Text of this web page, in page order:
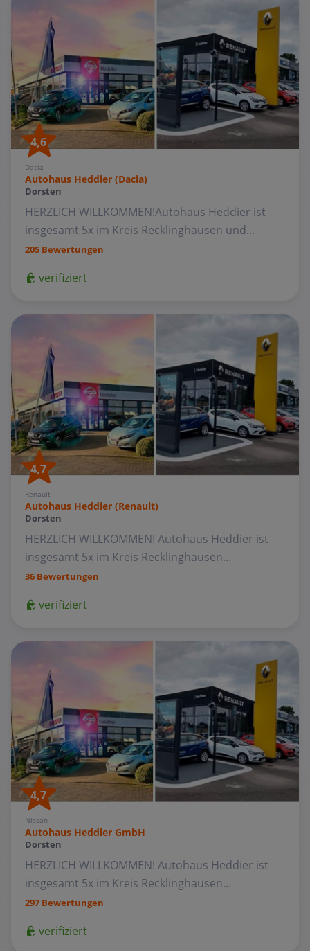
4,6
Dacia
Autohaus Heddier (Dacia)
Dorsten
HERZLICH WILLKOMMEN!Autohaus Heddier ist
insgesamt 5x im Kreis Recklinghausen und...
205 Bewertungen
verifiziert
4,7
Renault
Autohaus Heddier (Renault)
Dorsten
HERZLICH WILLKOMMEN! Autohaus Heddier ist
insgesamt 5x im Kreis Recklinghausen...
36 Bewertungen
verifiziert
4,7
Nissan
Autohaus Heddier GmbH
Dorsten
HERZLICH WILLKOMMEN! Autohaus Heddier ist
insgesamt 5x im Kreis Recklinghausen...
297 Bewertungen
verifiziert